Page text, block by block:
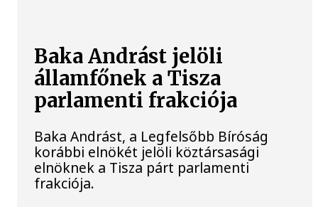
Baka Andrást jelöli
államfőnek a Tisza
parlamenti frakciója
Baka Andrást, a Legfelsőbb Bíróság
korábbi elnökét jelöli köztársasági
elnöknek a Tisza párt parlamenti
frakciója.